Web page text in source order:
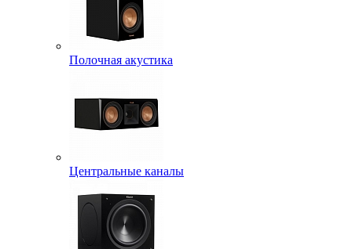
Полочная акустика
Центральные каналы